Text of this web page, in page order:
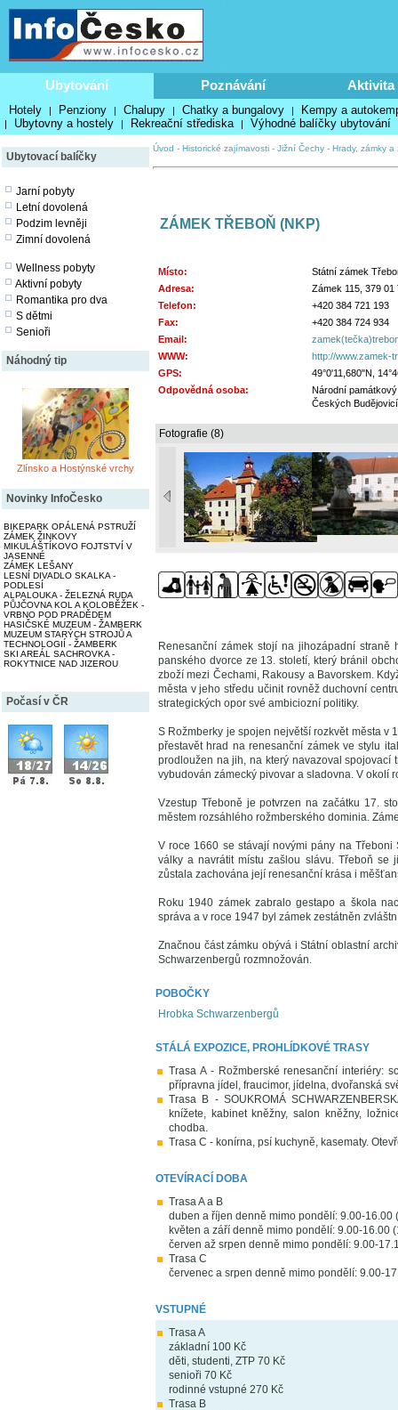
Ubytování Poznávání Aktivita
Hotely | Penziony | Chalupy | Chatky a bungalovy | Kempy a
| Ubytovny a hostely | Rekreační střediska | Výhodné balíčky ubytování
Ubytovací balíčky
Jarní pobyty
Letní dovolená
Podzim levněji
Zimní dovolená
Wellness pobyty
Aktivní pobyty
Romantika pro dva
S dětmi
Senioři
Náhodný tip
Zlínsko a Hostýnské vrchy
Novinky InfoČesko
BIKEPARK OPÁLENÁ PSTRUŽÍ
ZÁMEK ŽINKOVY
MIKULÁŠTÍKOVO FOJTSTVÍ V
JASENNÉ
ZÁMEK LEŠANY
LESNÍ DIVADLO SKALKA -
PODLESÍ
ALPALOUKA - ŽELEZNÁ RUDA
PŮJČOVNA KOL A KOLOBĚŽEK -
VRBNO POD PRADĚDEM
HASIČSKÉ MUZEUM - ŽAMBERK
MUZEUM STARÝCH STROJŮ A
TECHNOLOGIÍ - ŽAMBERK
SKI AREÁL SACHROVKA -
ROKYTNICE NAD JIZEROU
Počasí v ČR
Úvod - Historické zajímavosti - Jižní Čechy - Hrady, zámky a
ZÁMEK TŘEBOŇ (NKP)
Místo:
Státní zámek
Adresa:
Zámek 115, 379 01
Telefon:
+420 384 721 193
Fax:
+420 384 724 934
Email:
WWW:
http://www.zamek-
GPS:
49°0'11,680"N,
Odpovědná osoba:
Národní
Českých
Fotografie (8)
Renesanční zámek stojí na jihozápadní straně
panského dvorce ze 13. století, který bránil
zboží mezi Čechami, Rakousy a Bavorskem.
města v jeho středu učinit rovněž duchovní
strategických opor své ambiciozní politiky.
S Rožmberky je spojen největší rozkvět města v
přestavět hrad na renesanční zámek ve stylu
prodloužen na jih, na který navazoval
vybudován zámecký pivovar a sladovna. V okolí
Vzestup Třeboně je potvrzen na začátku 17.
městem rozsáhlého rožmberského dominia.
V roce 1660 se stávají novými pány na
války a navrátit místu zašlou slávu. Třeboň se
zůstala zachována její renesanční krása i
Roku 1940 zámek zabralo gestapo a škola
správa a v roce 1947 byl zámek zestátněn
Značnou část zámku obývá i Státní oblastní
Schwarzenbergů rozmnožován.
POBOČKY
Hrobka Schwarzenbergů
STÁLÁ EXPOZICE, PROHLÍDKOVÉ TRASY
Trasa A - Rožmberské renesanční interiéry:
přípravna jídel, fraucimor, jídelna, dvořanská
Trasa B - SOUKROMÁ
knížete, kabinet kněžny, salon kněžny,
chodba.
Trasa C - konírna, psí kuchyně, kasematy.
OTEVÍRACÍ DOBA
Trasa A a B
duben a říjen denně mimo pondělí: 9.00-16.00
květen a září denně mimo pondělí: 9.00-16.00
červen až srpen denně mimo pondělí: 9.00-
Trasa C
červenec a srpen denně mimo pondělí: 9.00-
VSTUPNÉ
Trasa A
základní 100 Kč
děti, studenti, ZTP 70 Kč
senioři 70 Kč
rodinné vstupné 270 Kč
Trasa B